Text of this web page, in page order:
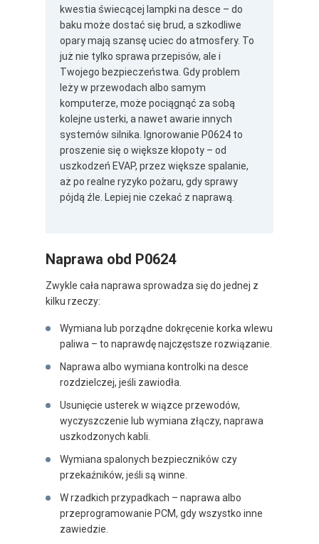
kwestia świecącej lampki na desce – do
baku może dostać się brud, a szkodliwe
opary mają szansę uciec do atmosfery. To
już nie tylko sprawa przepisów, ale i
Twojego bezpieczeństwa. Gdy problem
leży w przewodach albo samym
komputerze, może pociągnąć za sobą
kolejne usterki, a nawet awarie innych
systemów silnika. Ignorowanie P0624 to
proszenie się o większe kłopoty – od
uszkodzeń EVAP, przez większe spalanie,
aż po realne ryzyko pożaru, gdy sprawy
pójdą źle. Lepiej nie czekać z naprawą.
Naprawa obd P0624
Zwykle cała naprawa sprowadza się do jednej z
kilku rzeczy:
Wymiana lub porządne dokręcenie korka wlewu
paliwa – to naprawdę najczęstsze rozwiązanie.
Naprawa albo wymiana kontrolki na desce
rozdzielczej, jeśli zawiodła.
Usunięcie usterek w wiązce przewodów,
wyczyszczenie lub wymiana złączy, naprawa
uszkodzonych kabli.
Wymiana spalonych bezpieczników czy
przekaźników, jeśli są winne.
W rzadkich przypadkach – naprawa albo
przeprogramowanie PCM, gdy wszystko inne
zawiedzie.